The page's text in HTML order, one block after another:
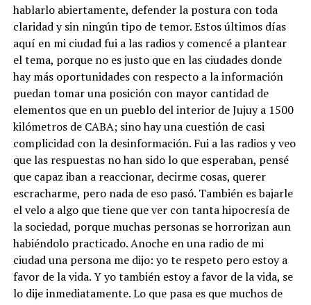
hablarlo abiertamente, defender la postura con toda
claridad y sin ningún tipo de temor. Estos últimos días
aquí en mi ciudad fui a las radios y comencé a plantear
el tema, porque no es justo que en las ciudades donde
hay más oportunidades con respecto a la información
puedan tomar una posición con mayor cantidad de
elementos que en un pueblo del interior de Jujuy a 1500
kilómetros de CABA; sino hay una cuestión de casi
complicidad con la desinformación. Fui a las radios y veo
que las respuestas no han sido lo que esperaban, pensé
que capaz iban a reaccionar, decirme cosas, querer
escracharme, pero nada de eso pasó. También es bajarle
el velo a algo que tiene que ver con tanta hipocresía de
la sociedad, porque muchas personas se horrorizan aun
habiéndolo practicado. Anoche en una radio de mi
ciudad una persona me dijo: yo te respeto pero estoy a
favor de la vida. Y yo también estoy a favor de la vida, se
lo dije inmediatamente. Lo que pasa es que muchos de